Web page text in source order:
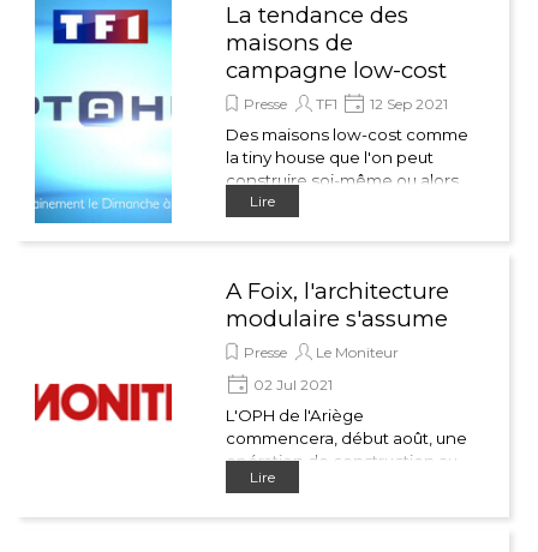
Solidité, rapidité, finitions,
solidité, environnement et prix
sont des atouts majeurs de la
construction container.
La tendance des
maisons de
campagne low-cost
Presse TF1 12 Sep 2021
Des maisons low-cost comme
la tiny house que l'on peut
construire soi-même ou alors
des containers transformés en
Lire
A Foix, l'architecture
modulaire s'assume
Presse
Le Moniteur
02 Jul 2021
L'OPH de l'Ariège
commencera, début août, une
opération de construction au
coeur de la cité Pierre-Faur à
Lire